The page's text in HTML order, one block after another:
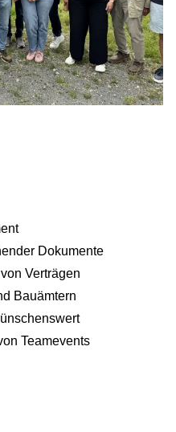
Dokumente
Verträgen
Bauämtern
Teamevents